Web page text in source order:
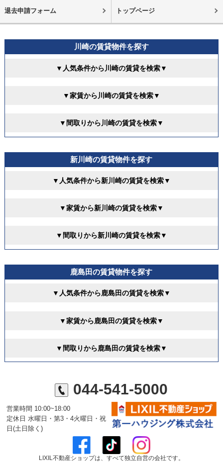
退去申請フォーム トップページ
川崎の賃貸物件を探す
▼人気条件から川崎の賃貸を検索▼
▼家賃から川崎の賃貸を検索▼
▼間取りから川崎の賃貸を検索▼
新川崎の賃貸物件を探す
▼人気条件から新川崎の賃貸を検索▼
▼家賃から新川崎の賃貸を検索▼
▼間取りから新川崎の賃貸を検索▼
鹿島田の賃貸物件を探す
▼人気条件から鹿島田の賃貸を検索▼
▼家賃から鹿島田の賃貸を検索▼
▼間取りから鹿島田の賃貸を検索▼
044-541-5000
営業時間 10:00~18:00
定休日 水曜日・第3・4火曜日・祝
日(土日除く)
LIXIL不動産ショップは、すべて独立自営の会社です。